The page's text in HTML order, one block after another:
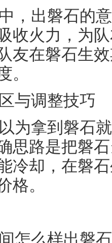
，出磐石的
收火力，为
友在磐石生
。
与调整技巧
为拿到磐石
思路是把磐
冷却，在磐
格。
怎么样出磐